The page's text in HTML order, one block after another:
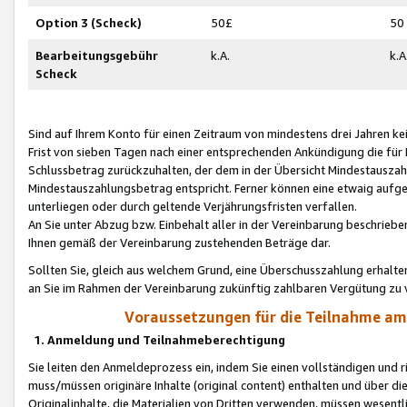
Option 3 (Scheck) 50£ 50
Bearbeitungsgebühr
Scheck
k.A.
Sind auf Ihrem Konto für einen Zeitraum von mindestens drei Jahren
Frist von sieben Tagen nach einer entsprechenden Ankündigung die
Schlussbetrag zurückzuhalten, der dem in der Übersicht
Mindestauszahlungsbetrag entspricht. Ferner können eine etwaig
unterliegen oder durch geltende Verjährungsfristen verfallen.
An Sie unter Abzug bzw. Einbehalt aller in der Vereinbarung
Ihnen gemäß der Vereinbarung zustehenden Beträge dar.
Sollten Sie, gleich aus welchem Grund, eine Überschusszahlung
an Sie im Rahmen der Vereinbarung zukünftig zahlbaren Vergütung zu
Voraussetzungen für die Teilnahme
1. Anmeldung und Teilnahmeberechtigung
Sie leiten den Anmeldeprozess ein, indem Sie einen vollständigen
muss/müssen originäre Inhalte (original content) enthalten und über
Originalinhalte, die Materialien von Dritten verwenden, müssen